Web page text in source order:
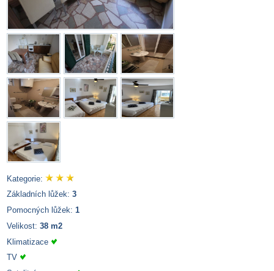
Kategorie:
Základních lůžek: 3
Pomocných lůžek: 1
Velikost: 38 m2
Klimatizace
TV